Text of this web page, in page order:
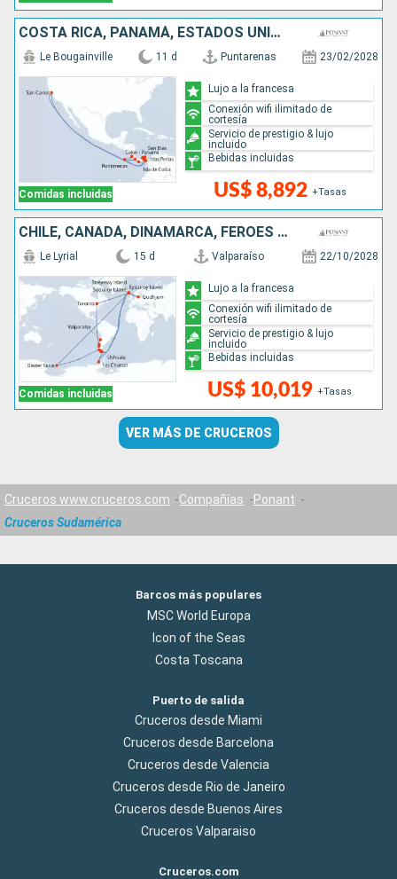
COSTA RICA, PANAMÁ, ESTADOS UNIDOS
Comidas incluidas
Le Bougainville 11 d Puntarenas 23/02/2028
US$ 8,892 +Tasas
Lujo a la francesa
Conexión wifi ilimitado de
cortesía
Servicio de prestigio & lujo
incluido
Bebidas incluidas
CHILE, CANADÁ, DINAMARCA, FÉROES (ISLAS), ANTÁRTICO, ARGENTINA
Comidas incluidas
Le Lyrial 15 d Valparaíso 22/10/2028
US$ 10,019 +Tasas
Lujo a la francesa
Conexión wifi ilimitado de
cortesía
Servicio de prestigio & lujo
incluido
Bebidas incluidas
VER MÁS DE CRUCEROS
Cruceros www.cruceros.com Compañías
Ponant
Cruceros Sudamérica
Barcos más populares
MSC World Europa
Icon of the Seas
Costa Toscana
Puerto de salida
Cruceros desde Miami
Cruceros desde Barcelona
Cruceros desde Valencia
Cruceros desde Rio de Janeiro
Cruceros desde Buenos Aires
Cruceros Valparaiso
Cruceros.com